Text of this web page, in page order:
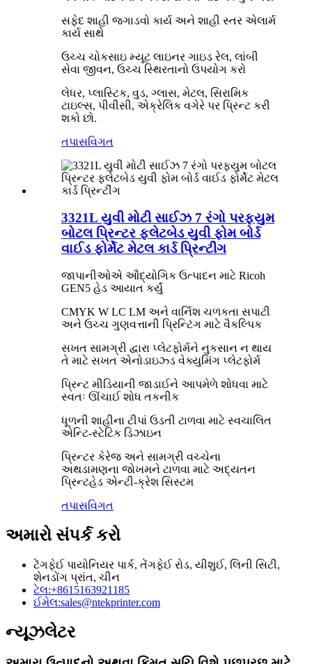
સફેદ શાહી જગાડવો કાર્ય અને શાહી સ્તર એલાર્મ
કાર્ય સાથે
ઉચ્ચ ચોકસાઇ મ્યૂટ લાઇનર ગાઇડ રેલ, લાંબી
સેવા જીવન, ઉચ્ચ સ્થિરતાનો ઉપયોગ કરો
લેધર, પ્લાસ્ટિક, વુડ, ગ્લાસ, મેટલ, સિરામિક
ટાઇલ્સ, પીવીસી, એક્રેલિક વગેરે પર પ્રિન્ટ કરી
શકો છો.
તપાસવિગત
3321L યુવી મોટી સાઈઝ 7 રંગો પરફ્યુમ
બોટલ પ્રિન્ટર ફ્લેટબેડ યુવી ફોમ બોર્ડ
વાઈડ ફોર્મેટ મેટલ કાર્ડ પ્રિન્ટીંગ
જાપાનીઓએ ઔદ્યોગિક ઉત્પાદન માટે Ricoh
GEN5 હેડ આયાત કર્યું
CMYK W LC LM અને વાર્નિશ ચળકતા સપાટી
અને ઉચ્ચ ગુણવત્તાની પ્રિન્ટિંગ માટે વૈકલ્પિક
સખત સામગ્રી દ્વારા પ્લેટફોર્મને નુકસાન ન થાય
તે માટે સખત એનોડાઇઝ્ડ વેક્યુમિંગ પ્લેટફોર્મ
પ્રિન્ટ મીડિયાની જાડાઈને આપમેળે શોધવા માટે
સ્વતઃ ઊંચાઈ શોધ તકનીક
ધૂળની શાહીના ટીપાં ઉડતી ટાળવા માટે સ્વચાલિત
એન્ટિ-સ્ટેટિક ડિઝાઇન
પ્રિન્ટર કેરેજ અને સામગ્રી વચ્ચેના
અથડામણના જોખમને ટાળવા માટે અદ્યતન
પ્રિન્ટહેડ એન્ટી-ક્રેશ સિસ્ટમ
તપાસવિગત
અમારો સંપર્ક કરો
ટેંગફેઈ પાયોનિયર પાર્ક, તેંગફેઈ રોડ, યીશુઈ, લિની સિટી,
શેનડોંગ પ્રાંત, ચીન
ટેલ:+8615163921185
ઈમેલ:sales@ntekprinter.com
ન્યૂઝલેટર